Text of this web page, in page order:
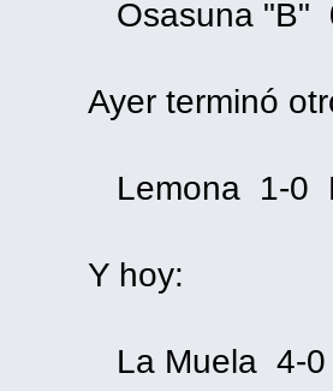
Osasuna "B"
Ayer terminó
Lemona 1-0
Y hoy:
La Muela 4-0